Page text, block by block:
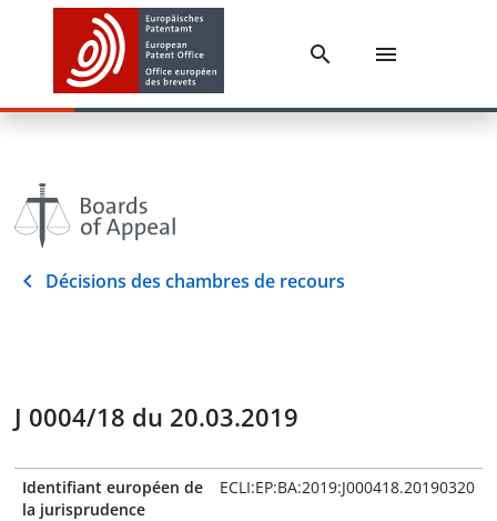
Décisions des chambres de recours
J 0004/18 du 20.03.2019
Identifiant européen de
la jurisprudence
ECLI:EP:BA:2019:J000418.20190320